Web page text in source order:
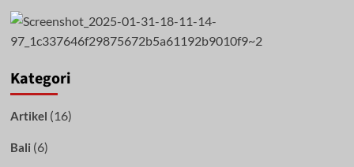
Kategori
Artikel (16)
Bali (6)